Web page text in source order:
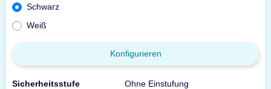
Schwarz
Weiß
Konfigurieren
Sicherheitsstufe
Ohne Einstufung